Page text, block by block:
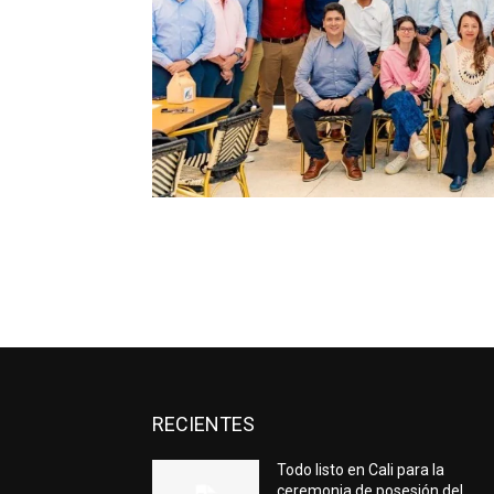
RECIENTES
Todo listo en Cali para la